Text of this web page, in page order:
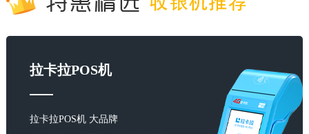
拉卡拉POS机
拉卡拉POS机 大品牌